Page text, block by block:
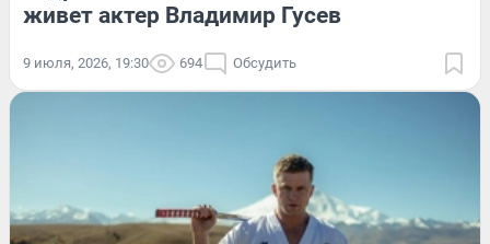
живет актер Владимир Гусев
9 июля, 2026, 19:30 694 Обсудить